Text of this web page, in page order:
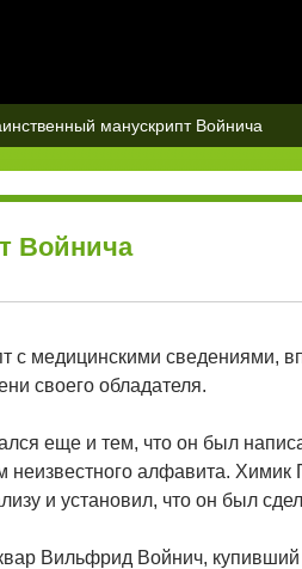
манускрипт Войнича
Войнича
с медицинскими сведениями,
своего обладателя.
еще и тем, что он был
неизвестного алфавита. Химик
и установил, что он был
Вильфрид Войнич,